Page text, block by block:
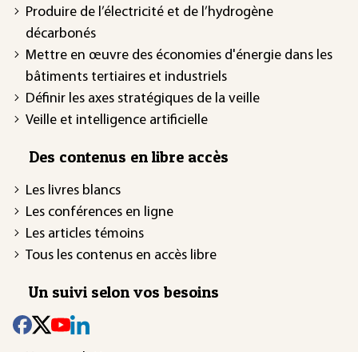
Produire de l’électricité et de l’hydrogène
décarbonés
Mettre en œuvre des économies d'énergie dans les
bâtiments tertiaires et industriels
Définir les axes stratégiques de la veille
Veille et intelligence artificielle
Des contenus en libre accès
Les livres blancs
Les conférences en ligne
Les articles témoins
Tous les contenus en accès libre
Un suivi selon vos besoins